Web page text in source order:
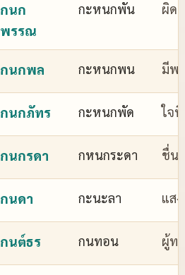
กนก
พรรณ
กะหนกพัน ผิด
กนกพล กะหนกพน มีพ
กนกภัทร กะหนกพัด ใจ
กนกรดา กหนกระดา ชื่น
กนดา กะนะลา แสง
กนต์ธร กนทอน ผู้ท